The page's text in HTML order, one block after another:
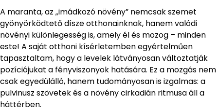
A maranta, az „imádkozó növény” nemcsak szemet
gyönyörködtető dísze otthonainknak, hanem valódi
növényi különlegesség is, amely él és mozog – minden
este! A saját otthoni kísérletemben egyértelműen
tapasztaltam, hogy a levelek látványosan változtatják
pozíciójukat a fényviszonyok hatására. Ez a mozgás nem
csak egyedülálló, hanem tudományosan is izgalmas: a
pulvinusz szövetek és a növény cirkadián ritmusa áll a
háttérben.